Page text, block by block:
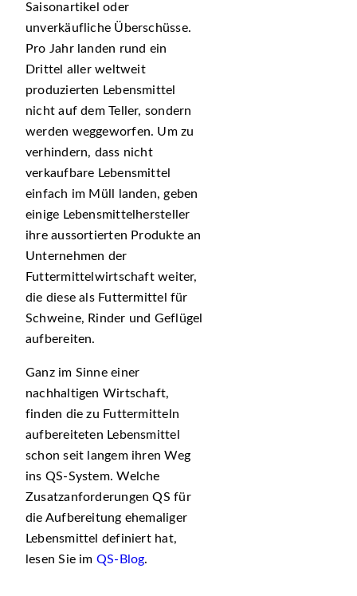
Saisonartikel oder
unverkäufliche Überschüsse.
Pro Jahr landen rund ein
Drittel aller weltweit
produzierten Lebensmittel
nicht auf dem Teller, sondern
werden weggeworfen. Um zu
verhindern, dass nicht
verkaufbare Lebensmittel
einfach im Müll landen, geben
einige Lebensmittelhersteller
ihre aussortierten Produkte an
Unternehmen der
Futtermittelwirtschaft weiter,
die diese als Futtermittel für
Schweine, Rinder und Geflügel
aufbereiten.
Ganz im Sinne einer
nachhaltigen Wirtschaft,
finden die zu Futtermitteln
aufbereiteten Lebensmittel
schon seit langem ihren Weg
ins QS-System. Welche
Zusatzanforderungen QS für
die Aufbereitung ehemaliger
Lebensmittel definiert hat,
lesen Sie im QS-Blog.